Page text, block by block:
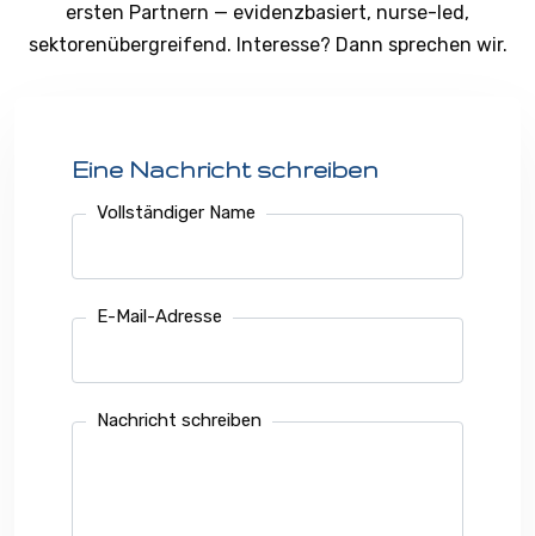
ersten Partnern — evidenzbasiert, nurse-led,
sektorenübergreifend. Interesse? Dann sprechen wir.
Eine Nachricht schreiben
Vollständiger Name
E-Mail-Adresse
Nachricht schreiben